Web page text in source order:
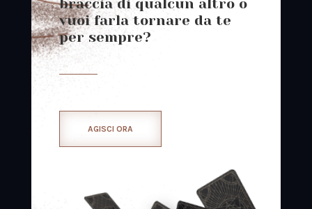
braccia di qualcun altro o
vuoi farla tornare da te
per sempre?
AGISCI ORA